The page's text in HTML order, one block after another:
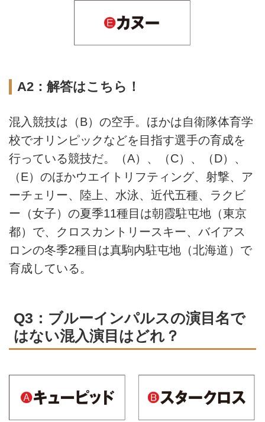
A2：解答はこちら！
混入競技は（B）の空手。ほかは自衛隊体育学
校でオリンピックなどを目指す選手の育成を
行っている競技だ。（A）、（C）、（D）、
（E）のほかウエイトリフティング、射撃、ア
ーチェリー、陸上、水泳、近代五種、ラクビ
ー（女子）の夏季11種目は朝霞駐屯地（東京
都）で、クロスカントリースキー、バイアス
ロンの冬季2種目は真駒内駐屯地（北海道）で
育成している。
Q3：ブルーインパルスの演目名で
はない混入演目はどれ？